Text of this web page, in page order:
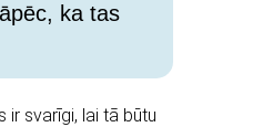
ka tas
ir svarīgi, lai tā būtu